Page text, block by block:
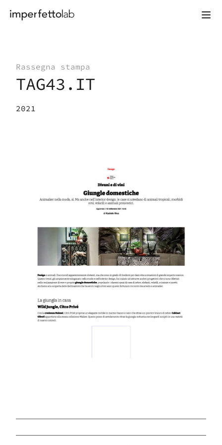
Rassegna stampa
TAG43.IT
2021
Vuoi sapere di più su questo
prodotto, scrivici
Scarica il catalogo e
lasciati stupire da un mondo
Imperfetto